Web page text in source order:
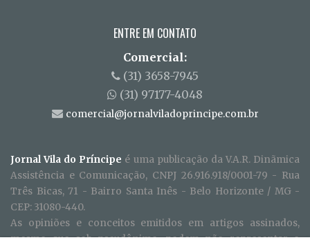
ENTRE EM CONTATO
Comercial:
(31) 3658-7945
(31) 97177-4048
comercial@jornalviladoprincipe.com.br
Jornal Vila do Príncipe é uma publicação da V.A.R. Dinãmica
Assistência e Comunicação, CNPJ 26.916.918/0001-79 - Rua
Três Bicas, 71 - Bairro Santa Inês - Belo Horizonte / MG -
CEP: 31080-440.
As opiniões e conceitos emitidos em artigos assinados,